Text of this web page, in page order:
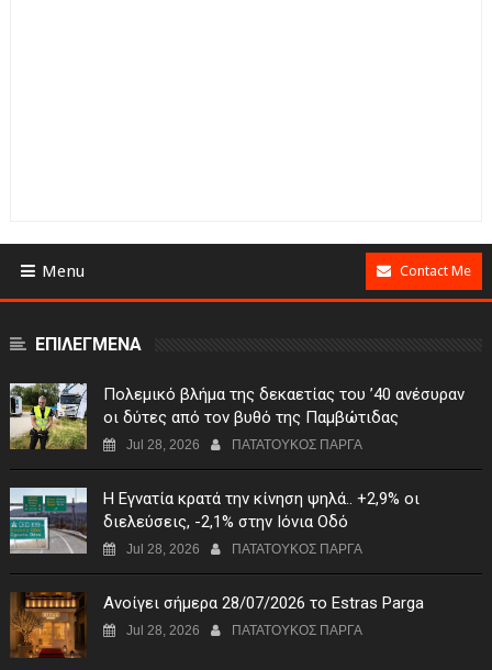
Menu Contact Me
ΕΠΙΛΕΓΜΕΝΑ
Πολεμικό βλήμα της δεκαετίας του ’40 ανέσυραν
οι δύτες από τον βυθό της Παμβώτιδας
Jul 28, 2026 ΠΑΤΑΤΟΥΚΟΣ ΠΑΡΓΑ
Η Εγνατία κρατά την κίνηση ψηλά.. +2,9% οι
διελεύσεις, -2,1% στην Ιόνια Οδό
Jul 28, 2026 ΠΑΤΑΤΟΥΚΟΣ ΠΑΡΓΑ
Ανοίγει σήμερα 28/07/2026 το Estras Parga
Jul 28, 2026 ΠΑΤΑΤΟΥΚΟΣ ΠΑΡΓΑ